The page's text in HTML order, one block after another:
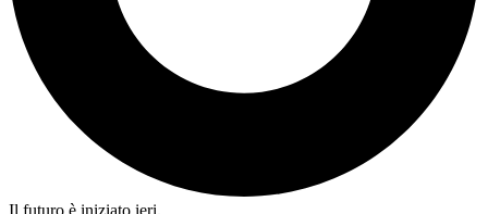
Il futuro è iniziato ieri.